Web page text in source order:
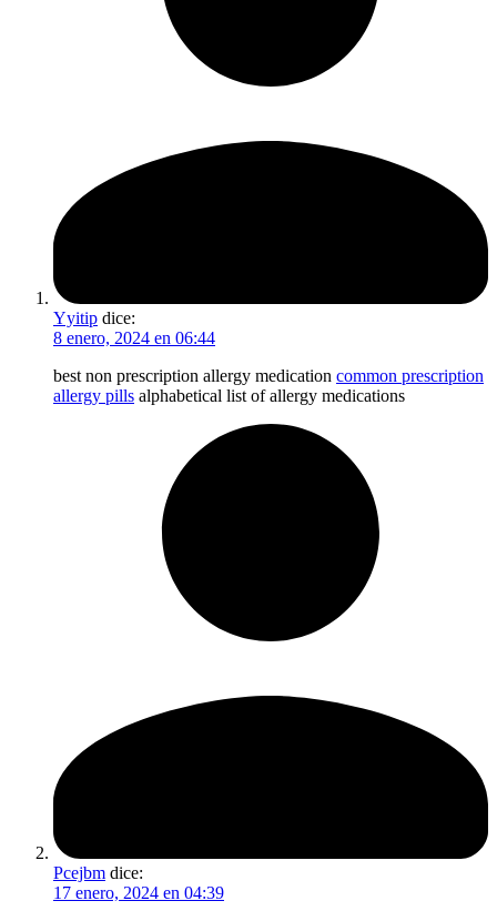
Yyitip dice:
8 enero, 2024 en 06:44
best non prescription allergy medication common prescription
allergy pills alphabetical list of allergy medications
Pcejbm dice:
17 enero, 2024 en 04:39